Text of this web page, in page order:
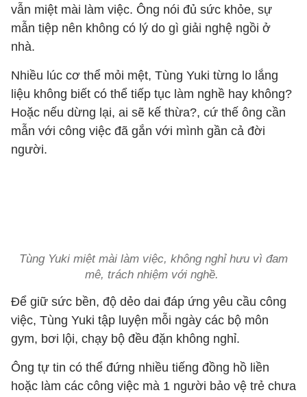
vẫn miệt mài làm việc. Ông nói đủ sức khỏe, sự
mẫn tiệp nên không có lý do gì giải nghệ ngồi ở
nhà.
Nhiều lúc cơ thể mỏi mệt, Tùng Yuki từng lo lắng
liệu không biết có thể tiếp tục làm nghề hay không?
Hoặc nếu dừng lại, ai sẽ kế thừa?, cứ thế ông cần
mẫn với công việc đã gắn với mình gần cả đời
người.
Tùng Yuki miệt mài làm việc, không nghỉ hưu vì đam
mê, trách nhiệm với nghề.
Để giữ sức bền, độ dẻo dai đáp ứng yêu cầu công
việc, Tùng Yuki tập luyện mỗi ngày các bộ môn
gym, bơi lội, chạy bộ đều đặn không nghỉ.
Ông tự tin có thể đứng nhiều tiếng đồng hồ liền
hoặc làm các công việc mà 1 người bảo vệ trẻ chưa